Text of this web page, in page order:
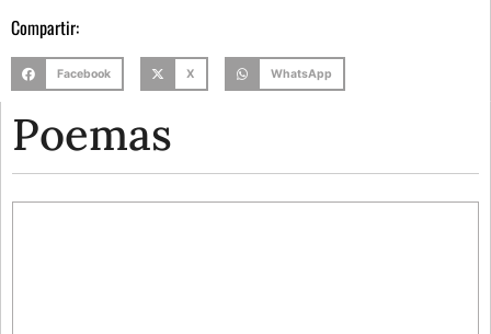
Compartir:
Facebook X WhatsApp
Poemas